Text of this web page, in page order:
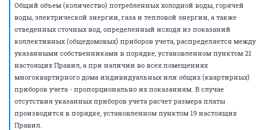
Общий объем (количество) потребленных холодной воды, горячей
воды, электрической энергии, газа и тепловой энергии, а также
отведенных сточных вод, определенный исходя из показаний
коллективных (общедомовых) приборов учета, распределяется между
указанными собственниками в порядке, установленном пунктом 21
настоящих Правил, а при наличии во всех помещениях
многоквартирного дома индивидуальных или общих (квартирных)
приборов учета - пропорционально их показаниям. В случае
отсутствия указанных приборов учета расчет размера платы
производится в порядке, установленном пунктом 19 настоящих
Правил.